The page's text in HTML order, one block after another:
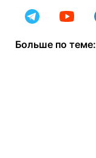
Больше по теме: